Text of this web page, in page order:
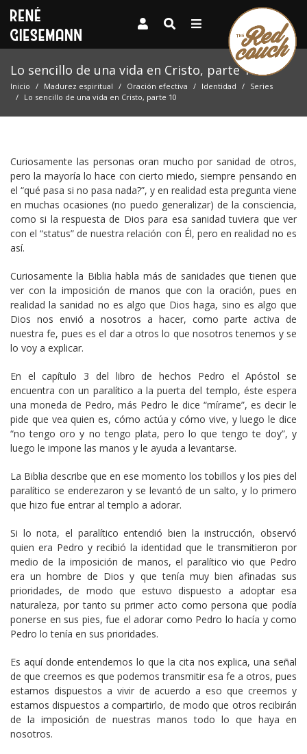
Lo sencillo de una vida en Cristo, parte 10
Inicio Madurez espiritual Oración efectiva Identidad
Series
Lo sencillo de una vida en Cristo, parte 10
Curiosamente las personas oran mucho por sanidad de otros,
pero la mayoría lo hace con cierto miedo, siempre pensando en
el “qué pasa si no pasa nada?”, y en realidad esta pregunta viene
en muchas ocasiones (no puedo generalizar) de la consciencia,
como si la respuesta de Dios para esa sanidad tuviera que ver
con el “status” de nuestra relación con Él, pero en realidad no es
así.
Curiosamente la Biblia habla más de sanidades que tienen que
ver con la imposición de manos que con la oración, pues en
realidad la sanidad no es algo que Dios haga, sino es algo que
Dios nos envió a nosotros a hacer, como parte activa de
nuestra fe, pues es el dar a otros lo que nosotros tenemos y se
lo voy a explicar.
En el capítulo 3 del libro de hechos Pedro el Apóstol se
encuentra con un paralítico a la puerta del templo, éste espera
una moneda de Pedro, más Pedro le dice “mírame”, es decir le
pide que vea quien es, cómo actúa y cómo vive, y luego le dice
“no tengo oro y no tengo plata, pero lo que tengo te doy”, y
luego le impone las manos y le ayuda a levantarse.
La Biblia describe que en ese momento los tobillos y los pies del
paralítico se enderezaron y se levantó de un salto, y lo primero
que hizo fue entrar al templo a adorar.
Si lo nota, el paralítico entendió bien la instrucción, observó
quien era Pedro y recibió la identidad que le transmitieron por
medio de la imposición de manos, el paralítico vio que Pedro
era un hombre de Dios y que tenía muy bien afinadas sus
prioridades, de modo que estuvo dispuesto a adoptar esa
naturaleza, por tanto su primer acto como persona que podía
ponerse en sus pies, fue el adorar como Pedro lo hacía y como
Pedro lo tenía en sus prioridades.
Es aquí donde entendemos lo que la cita nos explica, una señal
de que creemos es que podemos transmitir esa fe a otros, pues
estamos dispuestos a vivir de acuerdo a eso que creemos y
estamos dispuestos a compartirlo, de modo que otros recibirán
de la imposición de nuestras manos todo lo que haya en
nosotros.